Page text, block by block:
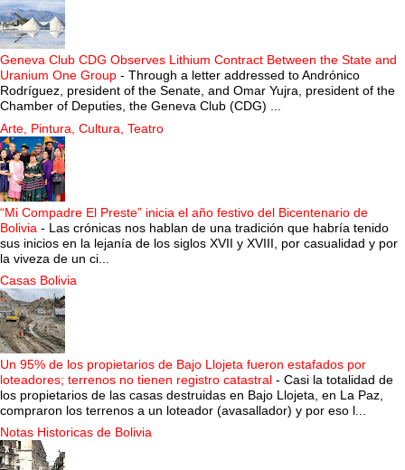
Geneva Club CDG Observes Lithium Contract Between the State and
Uranium One Group - Through a letter addressed to Andrónico
Rodríguez, president of the Senate, and Omar Yujra, president of the
Chamber of Deputies, the Geneva Club (CDG) ...
Arte, Pintura, Cultura, Teatro
“Mi Compadre El Preste” inicia el año festivo del Bicentenario de
Bolivia - Las crónicas nos hablan de una tradición que habría tenido
sus inicios en la lejanía de los siglos XVII y XVIII, por casualidad y por
la viveza de un ci...
Casas Bolivia
Un 95% de los propietarios de Bajo Llojeta fueron estafados por
loteadores; terrenos no tienen registro catastral - Casi la totalidad de
los propietarios de las casas destruidas en Bajo Llojeta, en La Paz,
compraron los terrenos a un loteador (avasallador) y por eso l...
Notas Historicas de Bolivia